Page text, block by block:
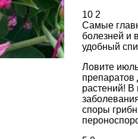
10 2
Самые
болезней и
удобный
Ловите
растений!
споры